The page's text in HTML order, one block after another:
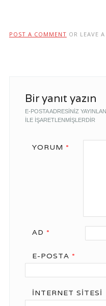
POST A COMMENT OR LEAVE
Bir yanıt yazın
E-POSTA ADRESINIZ
ILE IŞARETLENMIŞLERDIR
YORUM *
AD *
E-POSTA *
İNTERNET SITESI